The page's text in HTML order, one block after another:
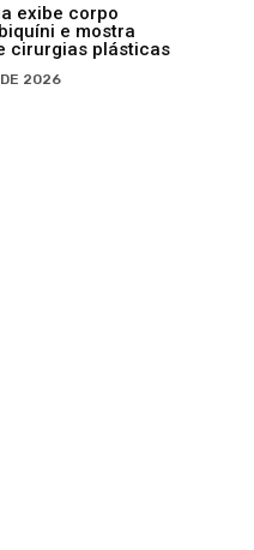
exibe corpo
e mostra
cirurgias plásticas
DE 2026